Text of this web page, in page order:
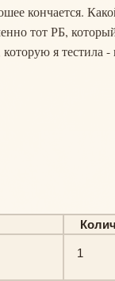
кончается.
тот РБ,
я тестила
1